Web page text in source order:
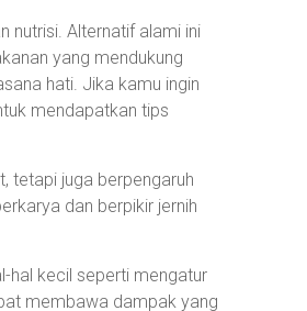
nutrisi. Alternatif alami ini
yang mendukung
hati. Jika kamu ingin
mendapatkan tips
tetapi juga berpengaruh
dan berpikir jernih
hal kecil seperti mengatur
membawa dampak yang